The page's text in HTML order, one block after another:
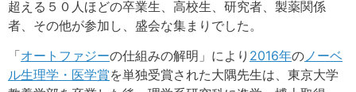
超える５０人ほどの卒業生、高校生、研究者、製薬関係
者、その他が参加し、盛会な集まりでした。
「オートファジーの仕組みの解明」により 2016年のノーベ
ル生理学・医学賞を単独受賞された大隅先生は、東京大学